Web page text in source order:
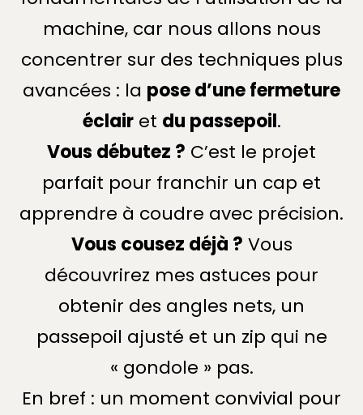
machine, car nous allons nous
concentrer sur des techniques plus
avancées : la pose d’une fermeture
éclairet du passepoil.
Vous débutez ? C’est le projet
parfait pour franchir un cap et
apprendre à coudre avec précision.
Vous cousez déjà ? Vous
découvrirez mes astuces pour
obtenir des angles nets, un
passepoil ajusté et un zip qui ne
« gondole » pas.
En bref : un moment convivial pour